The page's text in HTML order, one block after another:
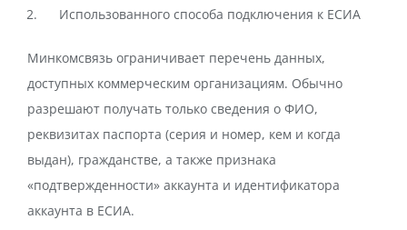
Использованного способа подключения к ЕСИА
Минкомсвязь ограничивает перечень данных,
доступных коммерческим организациям. Обычно
разрешают получать только сведения о ФИО,
реквизитах паспорта (серия и номер, кем и когда
выдан), гражданстве, а также признака
«подтвержденности» аккаунта и идентификатора
аккаунта в ЕСИА.